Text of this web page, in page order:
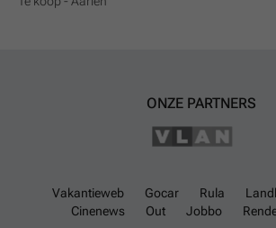
ONZE PARTNERS
Vakantieweb Gocar Rula
Cinenews
Out Jobbo